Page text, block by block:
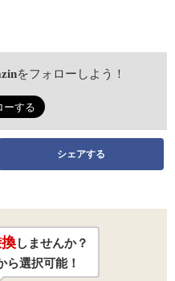
をフォローしよう！
シェアする
しませんか？
ら選択可能！